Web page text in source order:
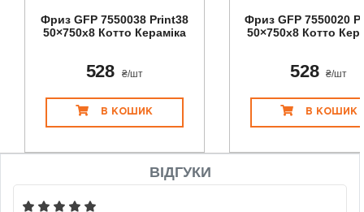
Фриз GFР 7550038 Print38
50×750x8 Котто Кераміка
528 ₴/шт
В КОШИК
Фриз GFР 7550020
50×750x8 Котто
528 ₴/шт
В КОШИК
ВІДГУКИ